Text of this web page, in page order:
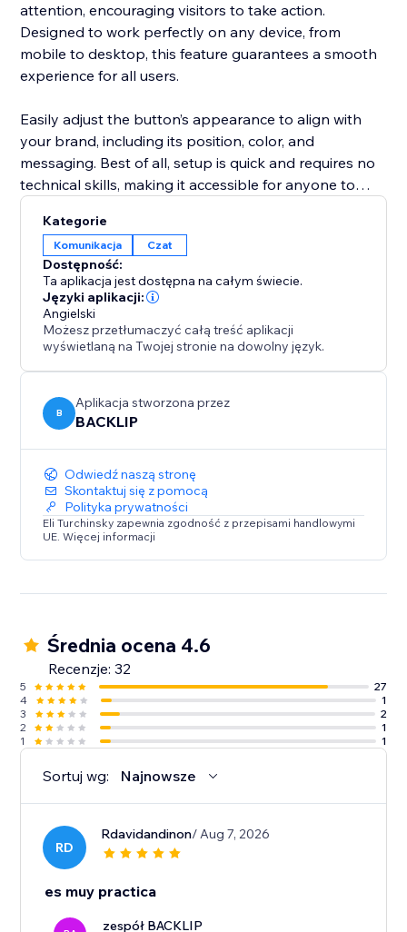
attention, encouraging visitors to take action.
Designed to work perfectly on any device, from
mobile to desktop, this feature guarantees a smooth
experience for all users.
Easily adjust the button’s appearance to align with
your brand, including its position, color, and
messaging. Best of all, setup is quick and requires no
technical skills, making it accessible for anyone to
Whether your goal is to improve customer support,
promote special deals, or close sales faster, this tool
provides an intuitive and effective solution to connect
with your audience in real-time and enhance your
website’s performance.
Kategorie
Komunikacja Czat
Dostępność:
Ta aplikacja jest dostępna na całym świecie.
Języki aplikacji:
Angielski
Możesz przetłumaczyć całą treść aplikacji
wyświetlaną na Twojej stronie na dowolny język.
B
Aplikacja stworzona przez
BACKLIP
Odwiedź naszą stronę
Skontaktuj się z pomocą
Polityka prywatności
Eli Turchinsky zapewnia zgodność z przepisami handlowymi
UE. Więcej informacji
Średnia ocena 4.6
Recenzje: 32
5
27
4
1
3
2
2
1
1
1
Sortuj wg: Najnowsze
RD
Rdavidandinon/ Aug 7, 2026
es muy practica
zespół BACKLIP